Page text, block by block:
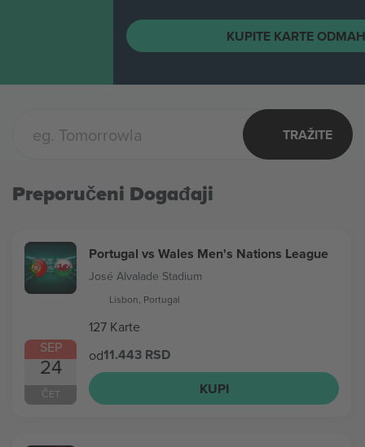
KUPITE KARTE ODMAH
TRAŽITE
Preporučeni Događaji
SEP
24
ČET
Portugal vs Wales Men's Nations League
José Alvalade Stadium
Lisbon, Portugal
127 Karte
od11.443 RSD
KUPI